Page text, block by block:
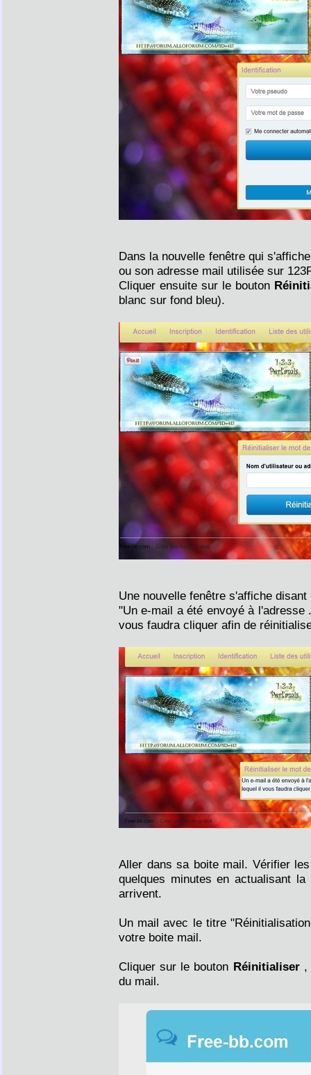
Dans la nouvelle fenêtre qui
ou son adresse mail utilisée sur
Cliquer ensuite sur le bouton
blanc sur fond bleu).
Une nouvelle fenêtre s'affiche disant
"Un e-mail a été envoyé à
vous faudra cliquer afin de
Aller dans sa boite mail. Vérifier
quelques minutes en actualisant
arrivent.
Un mail avec le titre
votre boite mail.
Cliquer sur le bouton Réinitialiser ,
du mail.